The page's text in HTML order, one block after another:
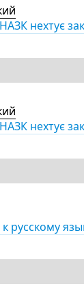
нехтує
нехтує
русскому